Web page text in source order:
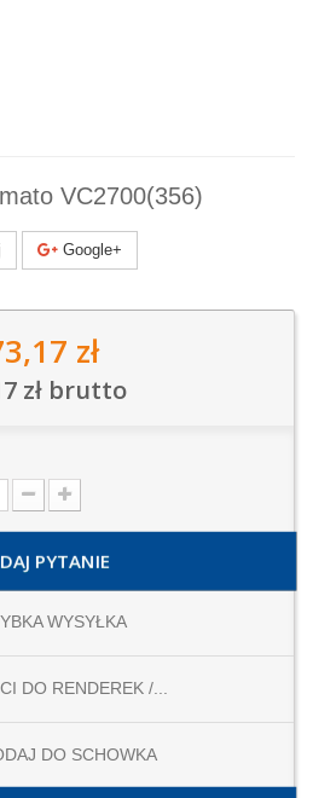
VC2700(356)
Google+
zł
zł brutto
PYTANIE
WYSYŁKA
DO RENDEREK /...
DO SCHOWKA